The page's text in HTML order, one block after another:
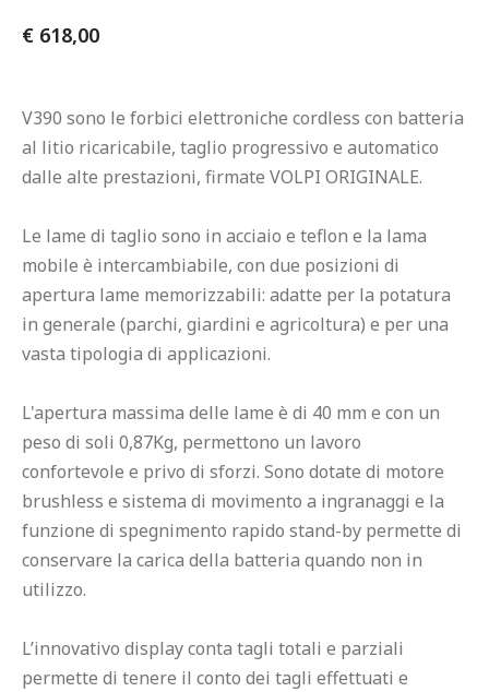
€ 618,00
V390 sono le forbici elettroniche cordless con batteria
al litio ricaricabile, taglio progressivo e automatico
dalle alte prestazioni, firmate VOLPI ORIGINALE.
Le lame di taglio sono in acciaio e teflon e la lama
mobile è intercambiabile, con due posizioni di
apertura lame memorizzabili: adatte per la potatura
in generale (parchi, giardini e agricoltura) e per una
vasta tipologia di applicazioni.
L'apertura massima delle lame è di 40 mm e con un
peso di soli 0,87Kg, permettono un lavoro
confortevole e privo di sforzi. Sono dotate di motore
brushless e sistema di movimento a ingranaggi e la
funzione di spegnimento rapido stand-by permette di
conservare la carica della batteria quando non in
utilizzo.
L’innovativo display conta tagli totali e parziali
permette di tenere il conto dei tagli effettuati e